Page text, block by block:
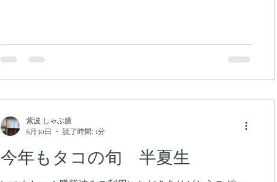
てきました。無事に田植えが終わると、田の神様に感謝
する行事を行い、この日の天気で収穫の出来を占ったり
今年もタコの旬 半夏生
紫波 しゃぶ膳
6月30日
読了時間: 1分